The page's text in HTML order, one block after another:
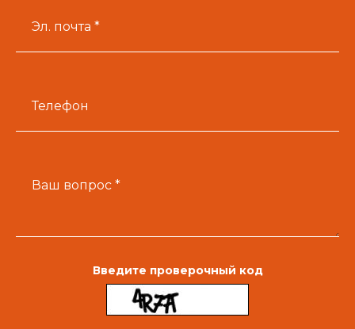
Эл. почта *
Телефон
Ваш вопрос *
Введите проверочный код